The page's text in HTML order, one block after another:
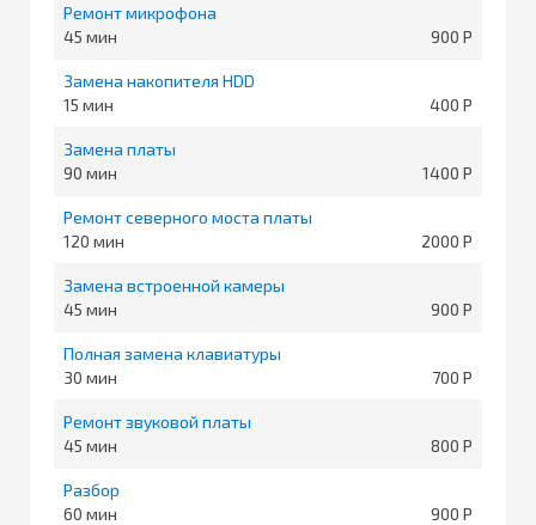
Ремонт микрофона
45
900
Замена накопителя HDD
15
400
Замена платы
90
1400
Ремонт северного моста платы
120
2000
Замена встроенной камеры
45
900
Полная замена клавиатуры
30
700
Ремонт звуковой платы
45
800
Разбор
60
900